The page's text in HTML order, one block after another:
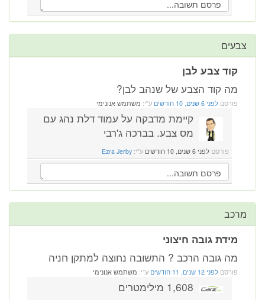
צבעים
קוד צבע לבן
מה קוד הצבע של שנהב לבן?
פורסם לפני 6 שנים, 10 חודשים ע"י: משתמש אנונימי
קיימת מדבקה על עמוד דלת נהג עם
מס צבע. בברכה ג'רבי
פורסם לפני 6 שנים, 10 חודשים ע"י: Ezra Jerby
מרכב
מידת גובה חיצוני
מה גובה הרכב ? התשובה נחוצה למתקן חניה
פורסם לפני 12 שנים, 11 חודשים ע"י: משתמש אנונימי
1,608 מילימטרים